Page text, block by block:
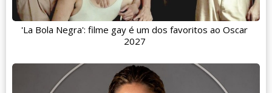
'La Bola Negra': filme gay é um dos favoritos ao Oscar
2027